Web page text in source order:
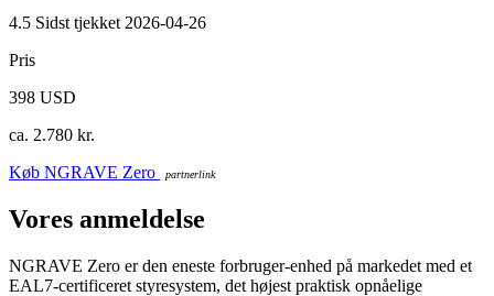
4.5 Sidst tjekket 2026-04-26
Pris
398 USD
ca. 2.780 kr.
Køb NGRAVE Zero
Vores anmeldelse
NGRAVE Zero er den eneste forbruger-enhed på markedet med et
EAL7-certificeret styresystem, det højest praktisk opnåelige